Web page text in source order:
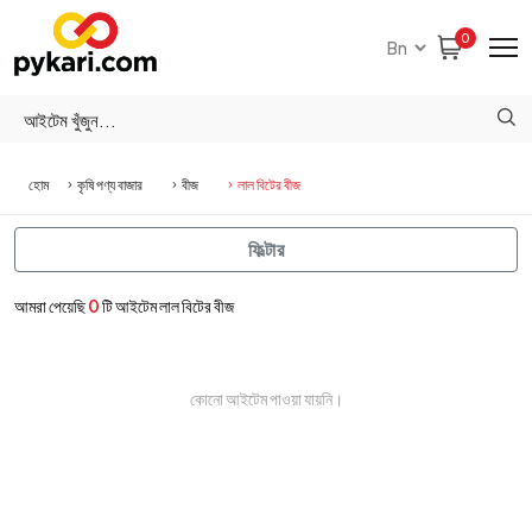
0
হোম কৃষি পণ্য বাজার বীজ লাল বিটের বীজ
আমরা পেয়েছি0টি আইটেম লাল বিটের বীজ
কোনো আইটেম পাওয়া যায়নি।
ফিল্টার